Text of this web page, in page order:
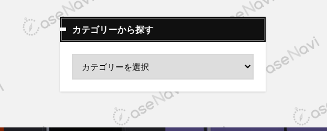
カテゴリーから探す